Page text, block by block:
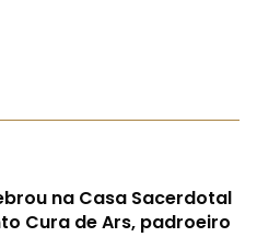
na Casa Sacerdotal
Cura de Ars, padroeiro